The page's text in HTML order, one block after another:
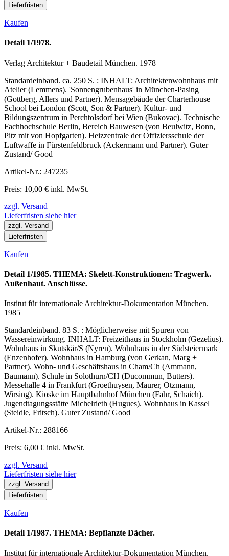
Lieferfristen
Kaufen
Detail 1/1978.
Verlag Architektur + Baudetail München. 1978
Standardeinband. ca. 250 S. : INHALT: Architektenwohnhaus mit
Atelier (Lemmens). 'Sonnengrubenhaus' in München-Pasing
(Gottberg, Allers und Partner). Mensagebäude der Charterhouse
School bei London (Scott, Son & Partner). Kultur- und
Bildungszentrum in Perchtolsdorf bei Wien (Bukovac). Technische
Fachhochschule Berlin, Bereich Bauwesen (von Beulwitz, Bonn,
Pitz mit von Hopfgarten). Heizzentrale der Offiziersschule der
Luftwaffe in Fürstenfeldbruck (Ackermann und Partner). Guter
Zustand/ Good
Artikel-Nr.: 247235
Preis: 10,00 € inkl. MwSt.
zzgl. Versand
Lieferfristen siehe hier
zzgl. Versand
Lieferfristen
Kaufen
Detail 1/1985. THEMA: Skelett-Konstruktionen: Tragwerk.
Außenhaut. Anschlüsse.
Institut für internationale Architektur-Dokumentation München.
1985
Standardeinband. 83 S. : Möglicherweise mit Spuren von
Wassereinwirkung. INHALT: Freizeithaus in Stockholm (Gezelius).
Wohnhaus in Skutskär/S (Nyren). Wohnhaus in der Südsteiermark
(Enzenhofer). Wohnhaus in Hamburg (von Gerkan, Marg +
Partner). Wohn- und Geschäftshaus in Cham/Ch (Ammann,
Baumann). Schule in Solothurn/CH (Ducommun, Butters).
Messehalle 4 in Frankfurt (Groethuysen, Maurer, Otzmann,
Wirsing). Kioske im Hauptbahnhof München (Fahr, Schaich).
Jugendtagungsstätte Michelrieth (Hugues). Wohnhaus in Kassel
(Steidle, Fritsch). Guter Zustand/ Good
Artikel-Nr.: 288166
Preis: 6,00 € inkl. MwSt.
zzgl. Versand
Lieferfristen siehe hier
zzgl. Versand
Lieferfristen
Kaufen
Detail 1/1987. THEMA: Bepflanzte Dächer.
Institut für internationale Architektur-Dokumentation München.